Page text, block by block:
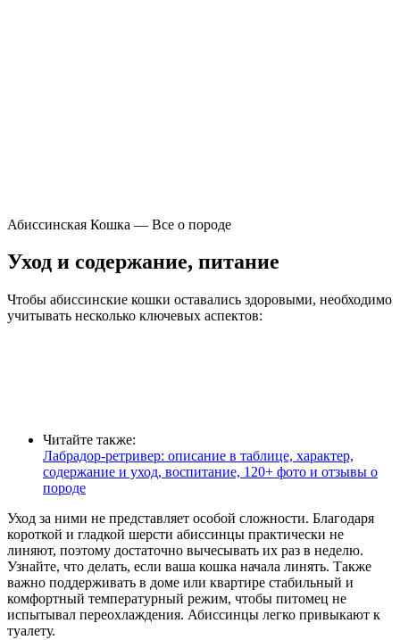
Абиссинская Кошка — Все о породе
Уход и содержание, питание
Чтобы абиссинские кошки оставались здоровыми, необходимо
учитывать несколько ключевых аспектов:
Читайте также:
Лабрадор-ретривер: описание в таблице, характер,
содержание и уход, воспитание, 120+ фото и отзывы о
породе
Уход за ними не представляет особой сложности. Благодаря
короткой и гладкой шерсти абиссинцы практически не
линяют, поэтому достаточно вычесывать их раз в неделю.
Узнайте, что делать, если ваша кошка начала линять. Также
важно поддерживать в доме или квартире стабильный и
комфортный температурный режим, чтобы питомец не
испытывал переохлаждения. Абиссинцы легко привыкают к
туалету.